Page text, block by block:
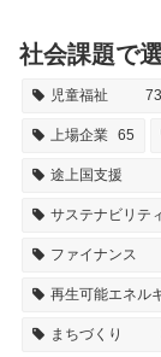
社会課題で
児童福祉 73
上場企業 65
途上国支援
サステナビリテ
ファイナンス
再生可能エネル
まちづくり